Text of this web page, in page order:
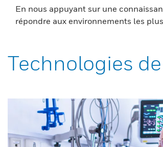
En nous appuyant sur une
répondre aux environnements les
Technologies